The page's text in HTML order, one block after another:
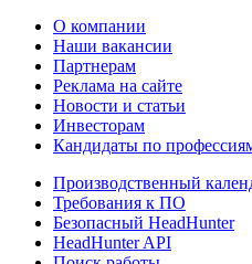
О компании
Наши вакансии
Партнерам
Реклама на сайте
Новости и статьи
Инвесторам
Кандидаты по
Производственный
Требования к ПО
Безопасный HeadHunter
HeadHunter API